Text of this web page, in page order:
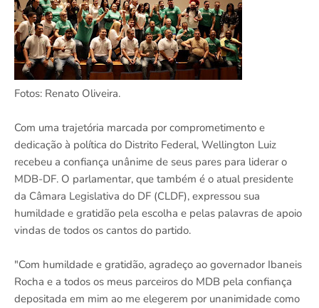
Fotos: Renato Oliveira.
Com uma trajetória marcada por comprometimento e
dedicação à política do Distrito Federal, Wellington Luiz
recebeu a confiança unânime de seus pares para liderar o
MDB-DF. O parlamentar, que também é o atual presidente
da Câmara Legislativa do DF (CLDF), expressou sua
humildade e gratidão pela escolha e pelas palavras de apoio
vindas de todos os cantos do partido.
"Com humildade e gratidão, agradeço ao governador Ibaneis
Rocha e a todos os meus parceiros do MDB pela confiança
depositada em mim ao me elegerem por unanimidade como